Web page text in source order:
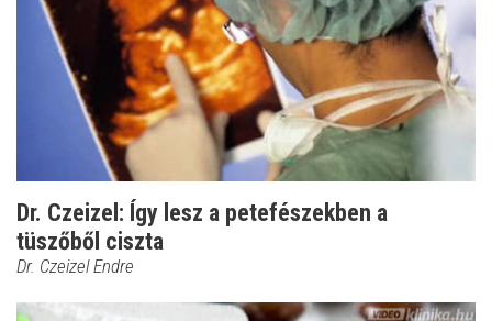
Dr. Czeizel: Így lesz a petefészekben a
tüszőből ciszta
Dr. Czeizel Endre